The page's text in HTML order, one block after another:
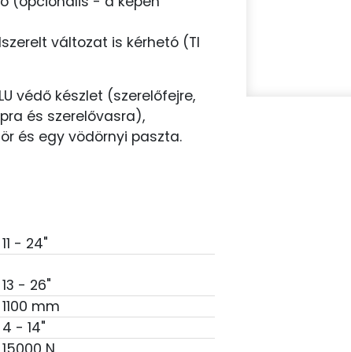
változat is kérhetó (TI
védő készlet (szerelőfejre,
és szerelővasra),
és egy vödörnyi paszta.
11 - 24"
13 - 26"
1100 mm
4 - 14"